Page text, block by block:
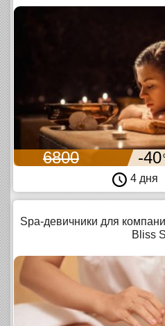
6800 -40
4 дня
Spa-девичники для
Bliss